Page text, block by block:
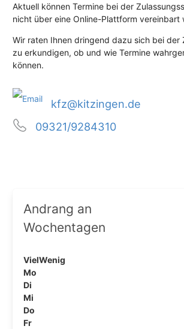
Aktuell können Termine bei der
nicht über eine Online-Plattform vereinbart
Wir raten Ihnen dringend dazu sich bei der
zu erkundigen, ob und wie Termine
können.
kfz@kitzingen.de
09321/9284310
Andrang an
Wochentagen
VielWenig
Mo
Di
Mi
Do
Fr